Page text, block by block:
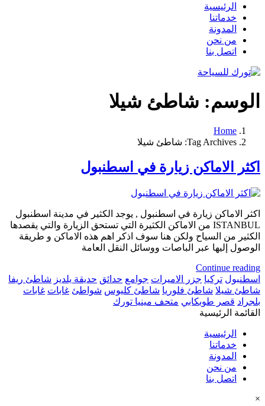
الرئيسية
خدماتنا
المدونة
من نحن
اتصل بنا
الوسم: شاطئ شيلا
Home
Tag Archives: شاطئ شيلا
اكثر الاماكن زيارة في اسطنبول
اكثر الاماكن زيارة في اسطنبول , يوجد الكثير في مدينة اسطنبول
ISTANBUL من الاماكن الكثيرة التي تستحق الزيارة والتي يقصدها
الكثير من السياح ولكن هنا سوف اذكر اهم هذه الاماكن و طريقة
الوصول إليها عبر الباصات ووسائل النقل العامة
Continue reading
اسطنبول تركيا جزر الاميرات جوامع حدائق حديقة يلديز شاطئ ريفا
شاطئ شيلا شاطئ فلوريا شاطئ كليوس شواطئ غابات غابات
بلجراد قصر طوبكابي متحف مينيا تورك
القائمة الرئيسية
الرئيسية
خدماتنا
المدونة
من نحن
اتصل بنا
×